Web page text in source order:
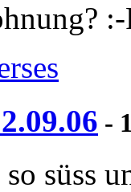
:-
-
süss